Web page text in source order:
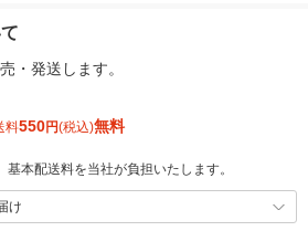
・発送します。
料550円(税込)無料
本配送料を当社が負担いたします。
け